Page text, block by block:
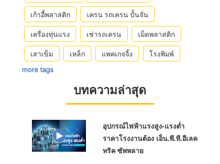
เก้าอี้พลาสติก
เครน รถเครน ปั้นจั่น
เครื่องทุ่นแรง
เช่ารถเครน
เม็ดพลาสติก
เสาเข็ม
เหล็ก แพคเกจจิ้ง
โรงพิมพ์
more tags
บทความล่าสุด
อุปกรณ์ไฟฟ้าแรงสูง-แรงต่ำ
ราคาโรงงานต้อง เอ็น.พี.ที.อีเลค
ทริค ซัพพลาย